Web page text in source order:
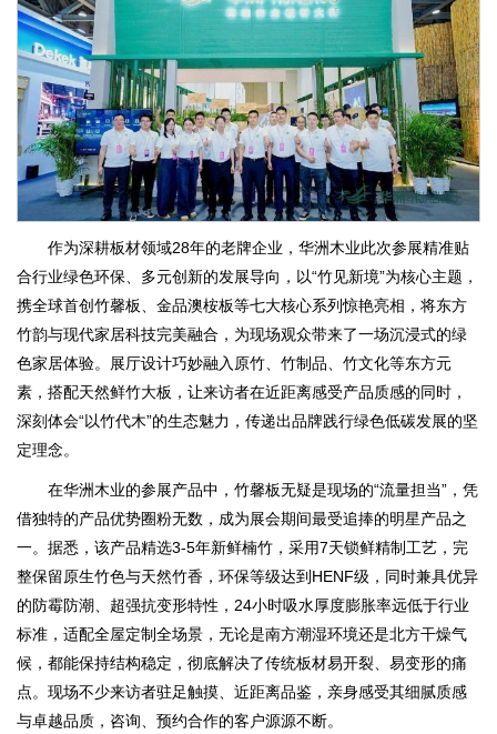
作为深耕板材领域28年的老牌企业，华洲木业此次参展精准贴
合行业绿色环保、多元创新的发展导向，以“竹见新境”为核心主题，
携全球首创竹馨板、金品澳桉板等七大核心系列惊艳亮相，将东方
竹韵与现代家居科技完美融合，为现场观众带来了一场沉浸式的绿
色家居体验。展厅设计巧妙融入原竹、竹制品、竹文化等东方元
素，搭配天然鲜竹大板，让来访者在近距离感受产品质感的同时，
深刻体会“以竹代木”的生态魅力，传递出品牌践行绿色低碳发展的坚
定理念。
在华洲木业的参展产品中，竹馨板无疑是现场的“流量担当”，凭
借独特的产品优势圈粉无数，成为展会期间最受追捧的明星产品之
一。据悉，该产品精选3-5年新鲜楠竹，采用7天锁鲜精制工艺，完
整保留原生竹色与天然竹香，环保等级达到HENF级，同时兼具优异
的防霉防潮、超强抗变形特性，24小时吸水厚度膨胀率远低于行业
标准，适配全屋定制全场景，无论是南方潮湿环境还是北方干燥气
候，都能保持结构稳定，彻底解决了传统板材易开裂、易变形的痛
点。现场不少来访者驻足触摸、近距离品鉴，亲身感受其细腻质感
与卓越品质，咨询、预约合作的客户源源不断。